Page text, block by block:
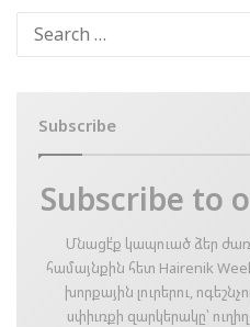
Subscribe
Subscribe to
Մնացէ՛ք կապուած ձեր
համայնքին հետ Hairenik
խորքային լուրերու,
սփիւռքի զարկերակը՝